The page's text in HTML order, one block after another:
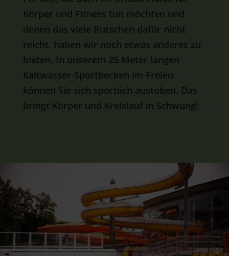
Körper und Fitness tun möchten und
denen das viele Rutschen dafür nicht
reicht, haben wir noch etwas anderes zu
bieten. In unserem 25 Meter langen
Kaltwasser-Sportbecken im Freien
können Sie sich sportlich austoben. Das
bringt Körper und Kreislauf in Schwung!